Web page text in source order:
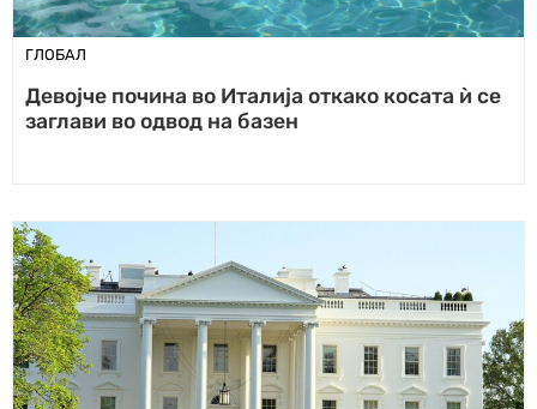
ГЛОБАЛ
Девојче почина во Италија откако косата ѝ се
заглави во одвод на базен